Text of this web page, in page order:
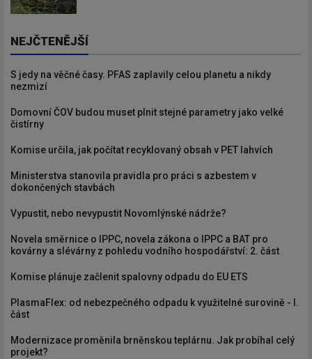
NEJČTENĚJŠÍ
S jedy na věčné časy. PFAS zaplavily celou planetu a nikdy
nezmizí
Domovní ČOV budou muset plnit stejné parametry jako velké
čistírny
Komise určila, jak počítat recyklovaný obsah v PET lahvích
Ministerstva stanovila pravidla pro práci s azbestem v
dokončených stavbách
Vypustit, nebo nevypustit Novomlýnské nádrže?
Novela směrnice o IPPC, novela zákona o IPPC a BAT pro
kovárny a slévárny z pohledu vodního hospodářství: 2. část
Komise plánuje začlenit spalovny odpadu do EU ETS
PlasmaFlex: od nebezpečného odpadu k využitelné surovině - I.
část
Modernizace proměnila brněnskou teplárnu. Jak probíhal celý
projekt?